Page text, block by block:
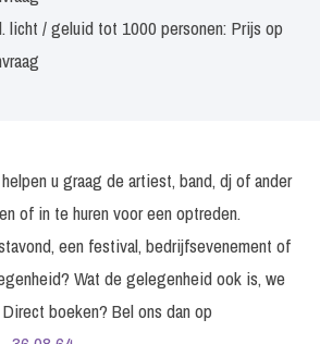
licht / geluid tot 1000 personen: Prijs op
u graag de artiest, band, dj of ander
of in te huren voor een optreden.
een festival, bedrijfsevenement of
Wat de gelegenheid ook is, we
boeken? Bel ons dan op